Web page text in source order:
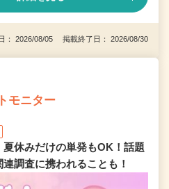
： 2026/08/05 掲載終了日： 2026/08/30
モニター
夏休みだけの単発もOK！話題
調査に携われることも！